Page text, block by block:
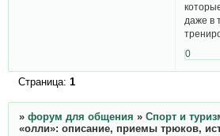
даже в
0
Страница: 1
» форум для общения » Спорт и
«олли»: описание, приемы трюков,